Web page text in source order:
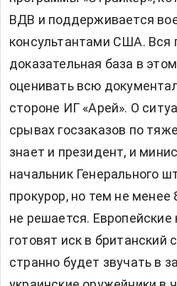
ВДВ и поддерживается
консультантами США. Вся
доказательная база в
оценивать всю
стороне ИГ «Арей». О
срывах госзаказов по
знает и президент, и
начальник Генерального
прокурор, но тем не
не решается.
готовят иск в британский
странно будет звучать в